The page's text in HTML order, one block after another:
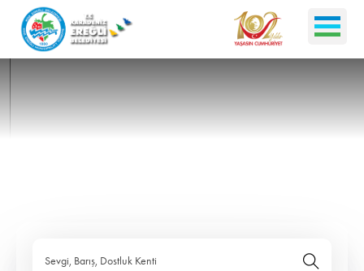
Sevgi, Barış, Dostluk Kenti